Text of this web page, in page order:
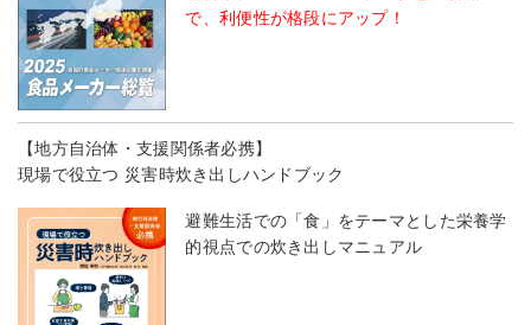
で、利便性が格段にアップ！
【地方自治体・支援関係者必携】
現場で役立つ 災害時炊き出しハンドブック
避難生活での「食」をテーマとした栄養学
的視点での炊き出しマニュアル